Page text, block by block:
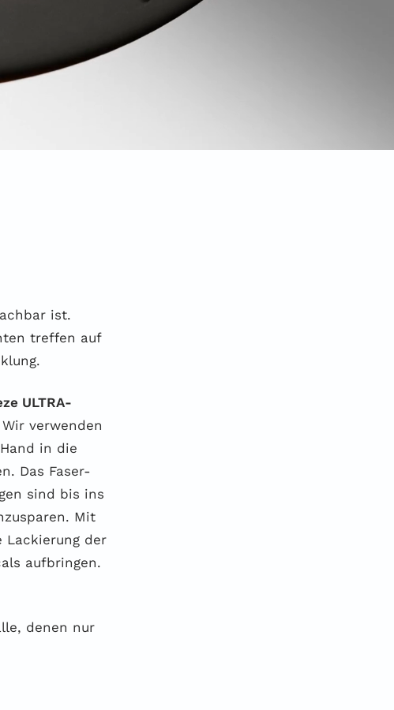
ist.
treffen auf
ULTRA-
verwenden
in die
Das Faser-
sind bis ins
Mit
der
aufbringen.
denen nur